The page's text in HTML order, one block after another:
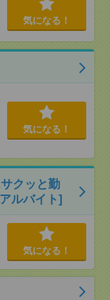
気になる！
気になる！
クッと勤
ルバイト]
気になる！